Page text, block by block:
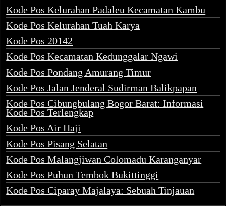
Kode Pos Kelurahan Padaleu Kecamatan Kambu
Kode Pos Kelurahan Tuah Karya
Kode Pos 20142
Kode Pos Kecamatan Kedunggalar Ngawi
Kode Pos Pondang Amurang Timur
Kode Pos Jalan Jenderal Sudirman Balikpapan
Kode Pos Cibungbulang Bogor Barat: Informasi
Kode Pos Terlengkap
Kode Pos Air Haji
Kode Pos Pisang Selatan
Kode Pos Malangjiwan Colomadu Karanganyar
Kode Pos Puhun Tembok Bukittinggi
Kode Pos Ciparay Majalaya: Sebuah Tinjauan